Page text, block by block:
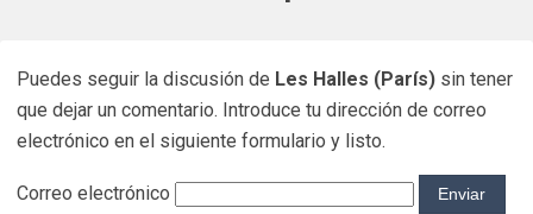
Puedes seguir la discusión de Les Halles (París) sin tener
que dejar un comentario. Introduce tu dirección de correo
electrónico en el siguiente formulario y listo.
Correo electrónico